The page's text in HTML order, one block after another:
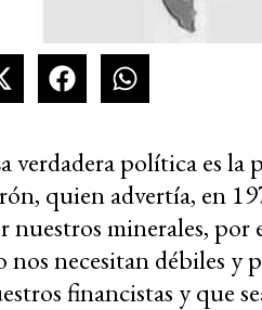
verdadera política es
quien advertía, en
nuestros minerales,
nos necesitan débiles y
financistas y que